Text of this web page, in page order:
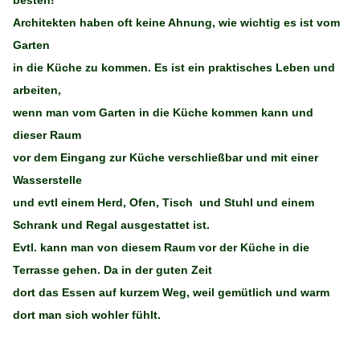
Architekten haben oft keine Ahnung, wie wichtig es ist vom
Garten
in die Küche zu kommen. Es ist ein praktisches Leben und
arbeiten,
wenn man vom Garten in die Küche kommen kann und
dieser Raum
vor dem Eingang zur Küche verschließbar und mit einer
Wasserstelle
und evtl einem Herd, Ofen, Tisch und Stuhl und einem
Schrank und Regal ausgestattet ist.
Evtl. kann man von diesem Raum vor der Küche in die
Terrasse gehen. Da in der guten Zeit
dort das Essen auf kurzem Weg, weil gemütlich und warm
dort man sich wohler fühlt.